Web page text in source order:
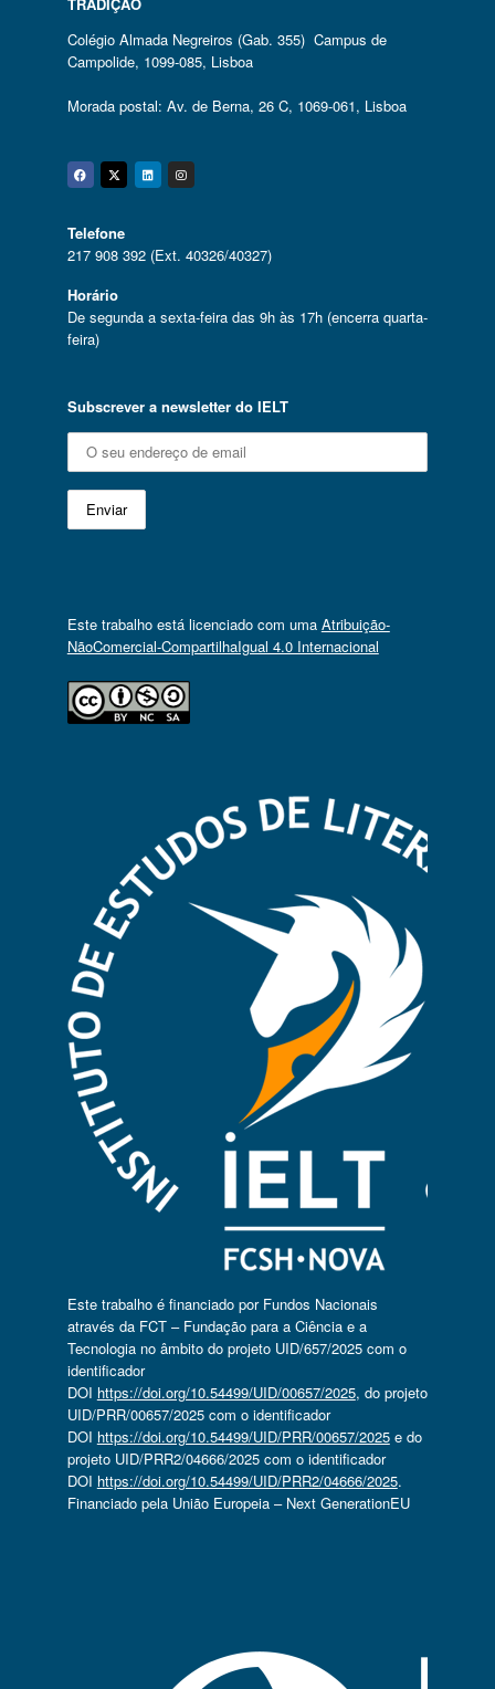
TRADIÇÃO
Colégio Almada Negreiros (Gab. 355) Campus de
Campolide, 1099-085, Lisboa
Morada postal: Av. de Berna, 26 C, 1069-061, Lisboa
Facebook
Twitter
Linkedin
Instagram
Telefone
217 908 392 (Ext. 40326/40327)
Horário
De segunda a sexta-feira das 9h às 17h (encerra quarta-
feira)
Subscrever a newsletter do IELT
Este trabalho está licenciado com uma Atribuição-
NãoComercial-CompartilhaIgual 4.0 Internacional
Este trabalho é financiado por Fundos Nacionais
através da FCT – Fundação para a Ciência e a
Tecnologia no âmbito do projeto UID/657/2025 com o
identificador
DOI https://doi.org/10.54499/UID/00657/2025, do projeto
UID/PRR/00657/2025 com o identificador
DOI https://doi.org/10.54499/UID/PRR/00657/2025e do
projeto UID/PRR2/04666/2025 com o identificador
DOI https://doi.org/10.54499/UID/PRR2/04666/2025.
Financiado pela União Europeia – Next GenerationEU